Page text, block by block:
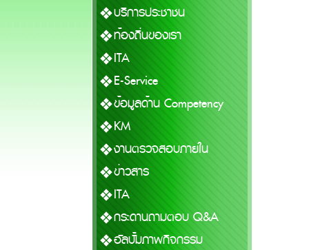
บริการประชาชน
ท้องถิ่นของเรา
ITA
E-Service
ข้อมูลด้าน Competency
KM
งานตรวจสอบภายใน
ข่าวสาร
ITA
กระดานถามตอบ Q&A
อัลบั้มภาพกิจกรรม